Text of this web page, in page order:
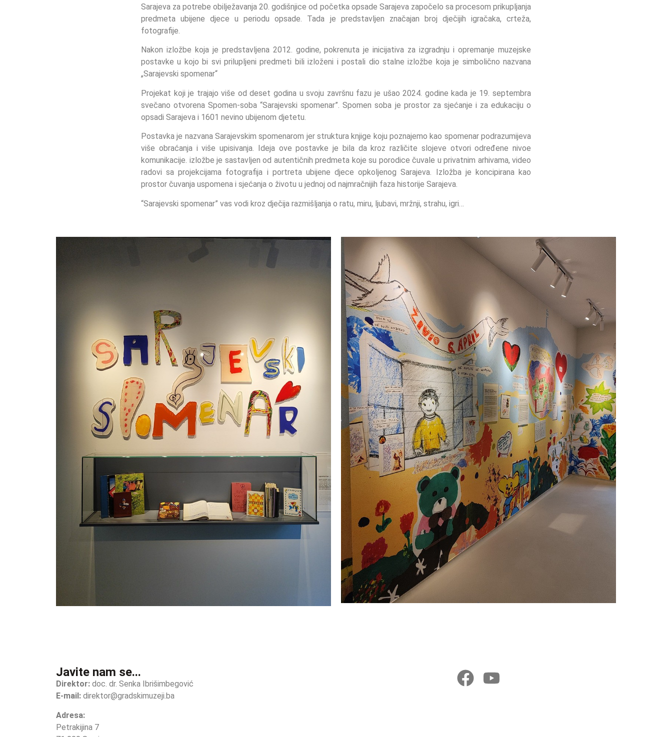
Sarajeva za potrebe obilježavanja 20. godišnjice od početka opsade Sarajeva započelo sa procesom prikupljanja
predmeta ubijene djece u periodu opsade. Tada je predstavljen značajan broj dječijih igračaka, crteža,
fotografije.
Nakon izložbe koja je predstavljena 2012. godine, pokrenuta je inicijativa za izgradnju i opremanje muzejske
postavke u kojo bi svi prilupljeni predmeti bili izloženi i postali dio stalne izložbe koja je simbolično nazvana
„Sarajevski spomenar“
Projekat koji je trajajo više od deset godina u svoju završnu fazu je ušao 2024. godine kada je 19. septembra
svečano otvorena Spomen-soba “Sarajevski spomenar”. Spomen soba je prostor za sjećanje i za edukaciju o
opsadi Sarajeva i 1601 nevino ubijenom djetetu.
Postavka je nazvana Sarajevskim spomenarom jer struktura knjige koju poznajemo kao spomenar podrazumijeva
više obraćanja i više upisivanja. Ideja ove postavke je bila da kroz različite slojeve otvori određene nivoe
komunikacije. izložbe je sastavljen od autentičnih predmeta koje su porodice čuvale u privatnim arhivama, video
radovi sa projekcijama fotografija i portreta ubijene djece opkoljenog Sarajeva. Izložba je koncipirana kao
prostor čuvanja uspomena i sjećanja o životu u jednoj od najmračnijih faza historije Sarajeva.
“Sarajevski spomenar” vas vodi kroz dječija razmišljanja o ratu, miru, ljubavi, mržnji, strahu, igri…
Javite nam se...
Direktor: doc. dr. Senka Ibrišimbegović
E-mail: direktor@gradskimuzeji.ba
Adresa:
Petrakijina 7